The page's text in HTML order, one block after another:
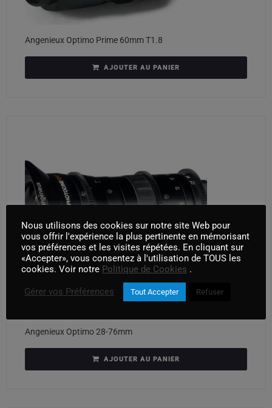
Angenieux Optimo Prime 60mm T1.8
AJOUTER AU PANIER
Angenieux Optimo 28-76mm
AJOUTER AU PANIER
Nous utilisons des cookies sur notre site Web pour
vous offrir l'expérience la plus pertinente en mémorisant
vos préférences et les visites répétées. En cliquant sur
«Accepter», vous consentez à l'utilisation de TOUS les
cookies. Voir notre Politique de Cookies .
Gérer vos Préférences Tout Accepter Refuser